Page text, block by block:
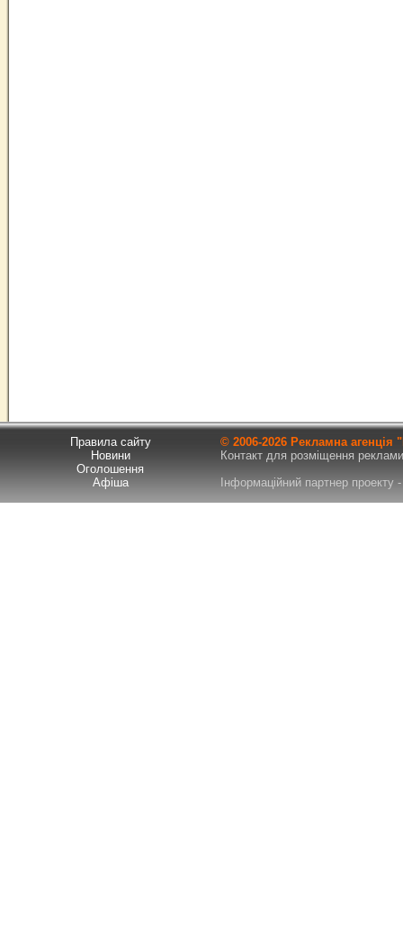
Правила сайту
Новини
Оголошення
Афіша
© 2006-2026 Рекламна
Контакт для розміщення
Інформаційний партнер проекту